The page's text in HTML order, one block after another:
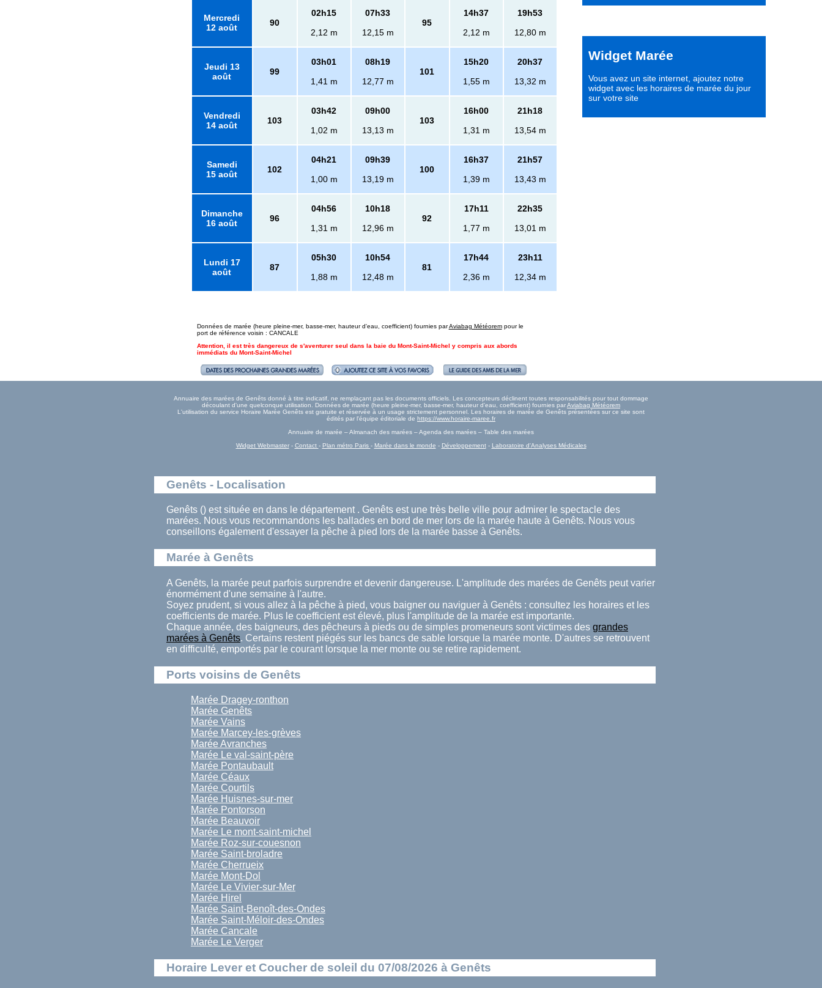
Mercredi
12 août
90
02h15
2,12 m
07h33
12,15 m
95
14h37
2,12 m
19h53
12,80 m
Jeudi 13
août
99
03h01
1,41 m
08h19
12,77 m
101
15h20
1,55 m
20h37
13,32 m
Vendredi
14 août
103
03h42
1,02 m
09h00
13,13 m
103
16h00
1,31 m
21h18
13,54 m
Samedi
15 août
102
04h21
1,00 m
09h39
13,19 m
100
16h37
1,39 m
21h57
13,43 m
Dimanche
16 août
96
04h56
1,31 m
10h18
12,96 m
92
17h11
1,77 m
22h35
13,01 m
Lundi 17
août
87
05h30
1,88 m
10h54
12,48 m
81
17h44
2,36 m
23h11
12,34 m
Données de marée (heure pleine-mer, basse-mer, hauteur d'eau, coefficient) fournies parAviabag Météorempour le
port de référence voisin : CANCALE
Attention, il est très dangereux de s'aventurer seul dans la baie du Mont-Saint-Michel y compris aux abords
immédiats du Mont-Saint-Michel
Widget Marée
Vous avez un site internet, ajoutez notre
widget avec les horaires de marée du jour
sur votre site
Annuaire des marées de Genêts donné à titre indicatif, ne remplaçant pas les documents officiels. Les concepteurs déclinent toutes responsabilités pour tout dommage
découlant d'une quelconque utilisation. Données de marée (heure pleine-mer, basse-mer, hauteur d'eau, coefficient) fournies parAviabag Météorem
L'utilisation du service Horaire Marée Genêts est gratuite et réservée à un usage strictement personnel. Les horaires de marée de Genêts présentées sur ce site sont
édités par l'équipe éditoriale de https://www.horaire-maree.fr
Annuaire de marée – Almanach des marées – Agenda des marées – Table des marées
Widget Webmaster- Contact - Plan métro Paris - Marée dans le monde - Développement- Laboratoire d'Analyses Médicales
Genêts - Localisation
Genêts () est située en dans le département . Genêts est une très belle ville pour admirer le spectacle des
marées. Nous vous recommandons les ballades en bord de mer lors de la marée haute à Genêts. Nous vous
conseillons également d'essayer la pêche à pied lors de la marée basse à Genêts.
Marée à Genêts
A Genêts, la marée peut parfois surprendre et devenir dangereuse. L'amplitude des marées de Genêts peut varier
énormément d'une semaine à l'autre.
Soyez prudent, si vous allez à la pêche à pied, vous baigner ou naviguer à Genêts : consultez les horaires et les
coefficients de marée. Plus le coefficient est élevé, plus l'amplitude de la marée est importante.
Chaque année, des baigneurs, des pêcheurs à pieds ou de simples promeneurs sont victimes des grandes
marées à Genêts. Certains restent piégés sur les bancs de sable lorsque la marée monte. D'autres se retrouvent
en difficulté, emportés par le courant lorsque la mer monte ou se retire rapidement.
Ports voisins de Genêts
Marée Dragey-ronthon
Marée Genêts
Marée Vains
Marée Marcey-les-grèves
Marée Avranches
Marée Le val-saint-père
Marée Pontaubault
Marée Céaux
Marée Courtils
Marée Huisnes-sur-mer
Marée Pontorson
Marée Beauvoir
Marée Le mont-saint-michel
Marée Roz-sur-couesnon
Marée Saint-broladre
Marée Cherrueix
Marée Mont-Dol
Marée Le Vivier-sur-Mer
Marée Hirel
Marée Saint-Benoît-des-Ondes
Marée Saint-Méloir-des-Ondes
Marée Cancale
Marée Le Verger
Horaire Lever et Coucher de soleil du 07/08/2026 à Genêts